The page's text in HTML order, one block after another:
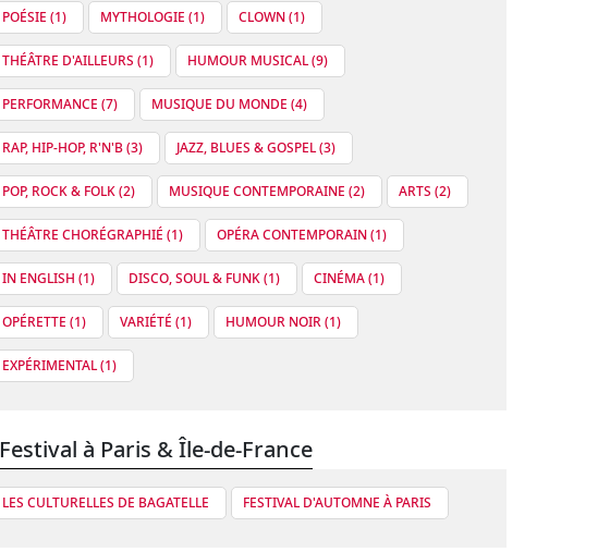
POÉSIE (1) MYTHOLOGIE (1) CLOWN (1)
THÉÂTRE D'AILLEURS (1) HUMOUR MUSICAL (9)
PERFORMANCE (7) MUSIQUE DU MONDE (4)
RAP, HIP-HOP, R'N'B (3) JAZZ, BLUES & GOSPEL (3)
POP, ROCK & FOLK (2) MUSIQUE CONTEMPORAINE (2) ARTS (2)
THÉÂTRE CHORÉGRAPHIÉ (1) OPÉRA CONTEMPORAIN (1)
IN ENGLISH (1) DISCO, SOUL & FUNK (1) CINÉMA (1)
OPÉRETTE (1) VARIÉTÉ (1) HUMOUR NOIR (1)
EXPÉRIMENTAL (1)
Festival à Paris & Île-de-France
LES CULTURELLES DE BAGATELLE FESTIVAL D'AUTOMNE À PARIS